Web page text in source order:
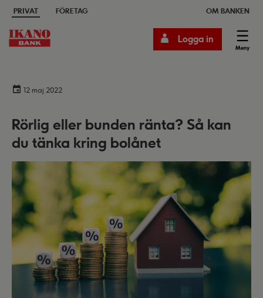
PRIVAT FÖRETAG OM BANKEN
Meny
Logga in
12 maj 2022
Rörlig eller bunden ränta? Så kan
du tänka kring bolånet